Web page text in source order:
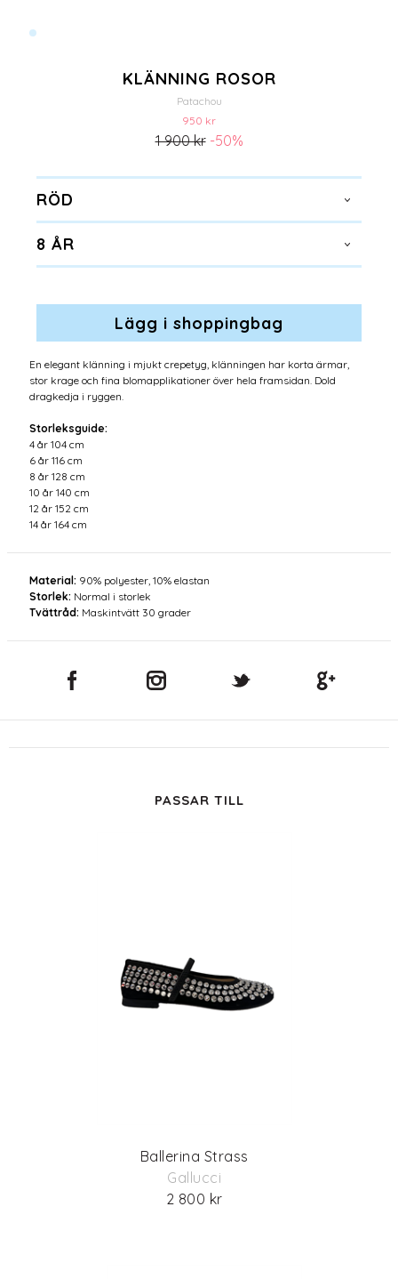
KLÄNNING ROSOR
Patachou
950 kr
1 900 kr-50%
RÖD
8 ÅR
En elegant klänning i mjukt crepetyg, klänningen har korta ärmar,
stor krage och fina blomapplikationer över hela framsidan. Dold
dragkedja i ryggen.
Storleksguide:
4 år 104 cm
6 år 116 cm
8 år 128 cm
10 år 140 cm
12 år 152 cm
14 år 164 cm
Material: 90% polyester, 10% elastan
Storlek: Normal i storlek
Tvättråd: Maskintvätt 30 grader
PASSAR TILL
Ballerina Strass
Gallucci
2 800 kr